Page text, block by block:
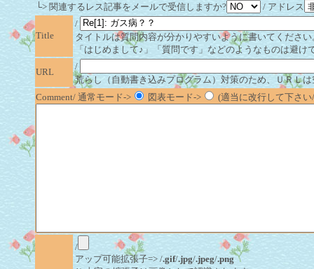
└> 関連するレス記事をメールで受信しますか?
/ アドレス
Title
/
タイトルは質問内容が分かりやすいように書いてください
「はじめまして♪」「質問です」などのようなものは避け
URL
/
荒らし（自動書き込みプログラム）対策のため、ＵＲＬ
Comment/ 通常モード->
図表モード-> (適当に改行して下さ
/
アップ可能拡張子=> /.gif/.jpg/.jpeg/.png